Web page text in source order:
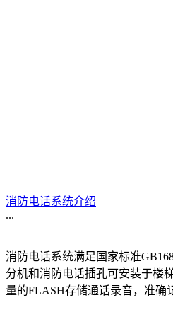
消防电话系统介绍
...
消防电话系统满足国家标准
分机和消防电话插孔可安装于楼
量的FLASH存储通话录音，准确